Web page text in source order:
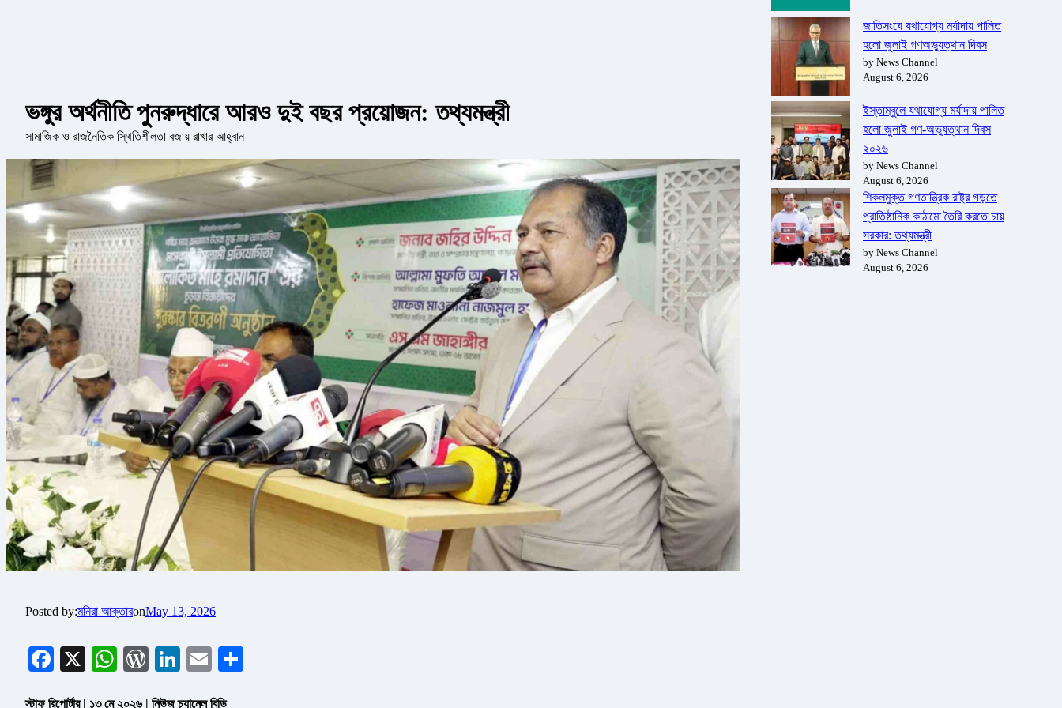
ভঙ্গুর অর্থনীতি পুনরুদ্ধারে আরও দুই বছর প্রয়োজন: তথ্যমন্ত্রী
সামাজিক ও রাজনৈতিক স্থিতিশীলতা বজায় রাখার আহ্বান
Posted by:মনিরা আক্তারonMay 13, 2026
Facebook
X WhatsApp
WordPress
LinkedIn
Email
স্টাফ রিপোর্টার | ১৩ মে ২০২৬ | নিউজ চ্যানেল বিডি
জাতিসংঘে যথাযোগ্য মর্যাদায় পালিত
হলো জুলাই গণঅভ্যুত্থান দিবস
by News Channel
August 6, 2026
ইস্তাম্বুলে যথাযোগ্য মর্যাদায় পালিত
হলো জুলাই গণ-অভ্যুত্থান দিবস
২০২৬
by News Channel
August 6, 2026
শিকলমুক্ত গণতান্ত্রিক রাষ্ট্র গড়তে
প্রাতিষ্ঠানিক কাঠামো তৈরি করতে চায়
সরকার: তথ্যমন্ত্রী
by News Channel
August 6, 2026